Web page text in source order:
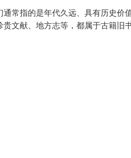
常指的是年代久远、具有历史价
文献、地方志等，都属于古籍旧